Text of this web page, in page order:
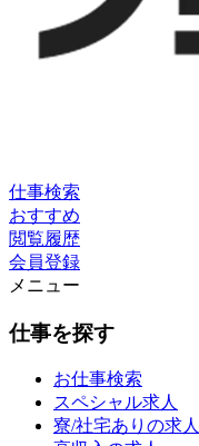
仕事検索
おすすめ
閲覧履歴
会員登録
メニュー
仕事を探す
お仕事検索
スペシャル求人
寮/社宅ありの求人